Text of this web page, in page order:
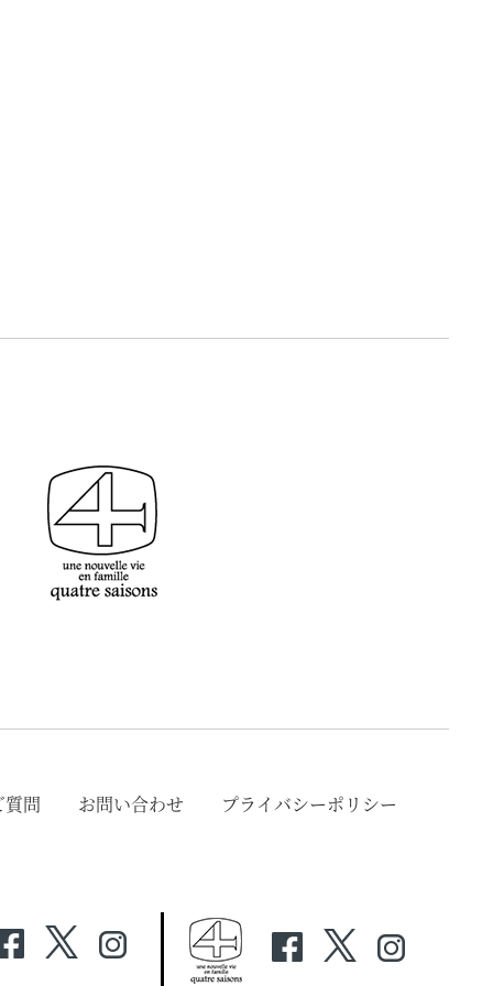
問 お問い合わせ プライバシーポリシー